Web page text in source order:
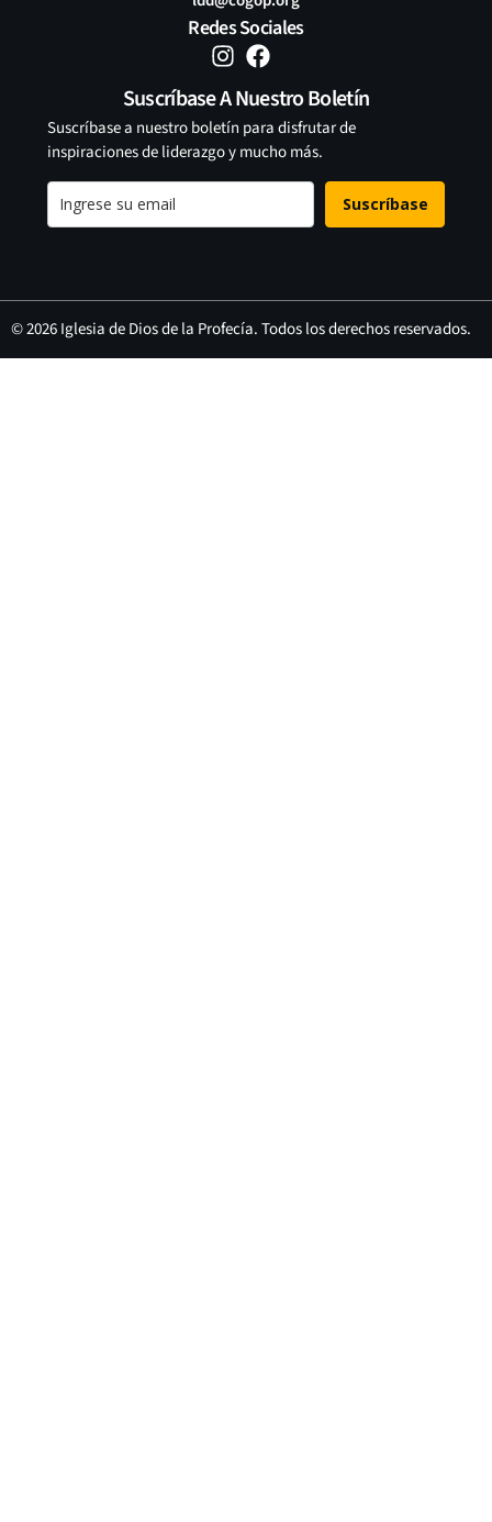
Redes Sociales
Suscríbase A Nuestro Boletín
Suscríbase a nuestro boletín para disfrutar de
inspiraciones de liderazgo y mucho más.
Suscríbase
© 2026 Iglesia de Dios de la Profecía. Todos los derechos reservados.